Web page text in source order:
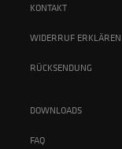
KONTAKT
WIDERRUF ERKLÄREN
RÜCKSENDUNG
DOWNLOADS
FAQ